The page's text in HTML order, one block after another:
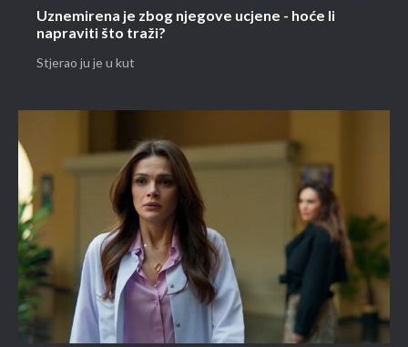
Uznemirena je zbog njegove ucjene - hoće li
napraviti što traži?
Stjerao ju je u kut